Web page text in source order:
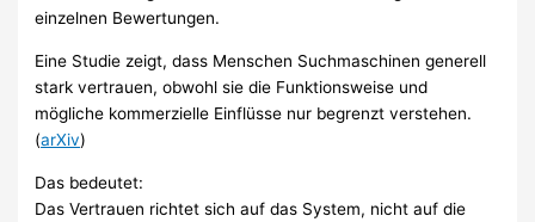
einzelnen Bewertungen.
Eine Studie zeigt, dass Menschen Suchmaschinen generell
stark vertrauen, obwohl sie die Funktionsweise und
mögliche kommerzielle Einflüsse nur begrenzt verstehen.
(arXiv)
Das bedeutet:
Das Vertrauen richtet sich auf das System, nicht auf die